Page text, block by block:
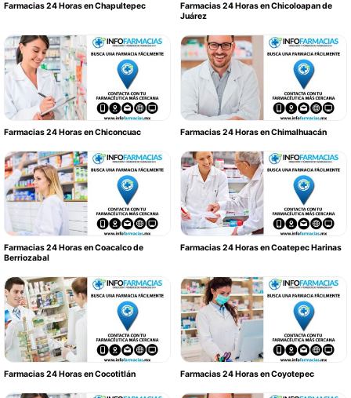
Farmacias 24 Horas en Chapultepec
Farmacias 24 Horas en Chicoloapan de
Juárez
Farmacias 24 Horas en Chiconcuac Farmacias 24 Horas en Chimalhuacán
Farmacias 24 Horas en Coacalco de
Berriozabal
Farmacias 24 Horas en Coatepec Harinas
Farmacias 24 Horas en Cocotitlán Farmacias 24 Horas en Coyotepec